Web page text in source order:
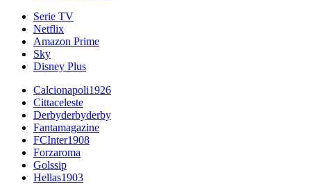
Serie TV
Netflix
Amazon Prime
Sky
Disney Plus
Calcionapoli1926
Cittaceleste
Derbyderbyderby
Fantamagazine
FCInter1908
Forzaroma
Golssip
Hellas1903